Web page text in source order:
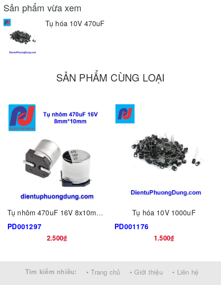
Sản phẩm vừa xem
Tụ hóa 10V 470uF
SẢN PHẨM CÙNG LOẠI
Tụ nhôm 470uF 16V 8x10mm [SMD dán]
PD001297
2.500₫
Tụ hóa 10V 1000uF
PD001176
1.500₫
Tìm kiếm nhiều: • Trang chủ • Giới thiệu • Liên hệ